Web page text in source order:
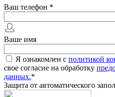
Ваш телефон *
Ваше имя
Я ознакомлен с политикой
свое согласие на обработку
данных.*
Защита от автоматического